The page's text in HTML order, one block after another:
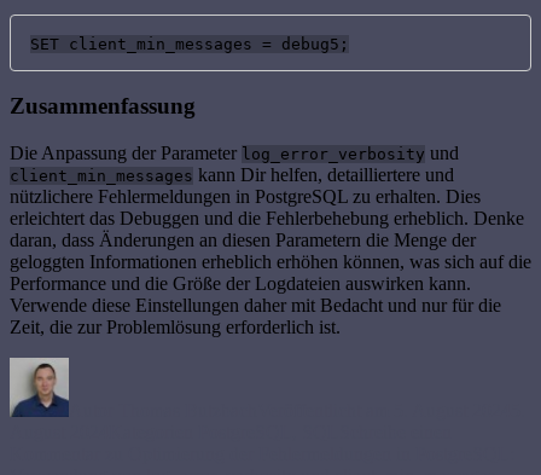
SET client_min_messages = debug5;
Zusammenfassung
Die Anpassung der Parameter log_error_verbosity und
client_min_messages kann Dir helfen, detailliertere und
nützlichere Fehlermeldungen in PostgreSQL zu erhalten. Dies
erleichtert das Debuggen und die Fehlerbehebung erheblich. Denke
daran, dass Änderungen an diesen Parametern die Menge der
geloggten Informationen erheblich erhöhen können, was sich auf die
Performance und die Größe der Logdateien auswirken kann.
Verwende diese Einstellungen daher mit Bedacht und nur für die
Zeit, die zur Problemlösung erforderlich ist.